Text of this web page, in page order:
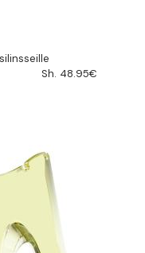
Sh. 48.95€